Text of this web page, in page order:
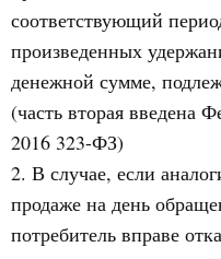
соответствующий
произведенных
денежной сумме,
(часть вторая введена
2016 323-ФЗ)
2. В случае, если
продаже на день
потребитель вправе